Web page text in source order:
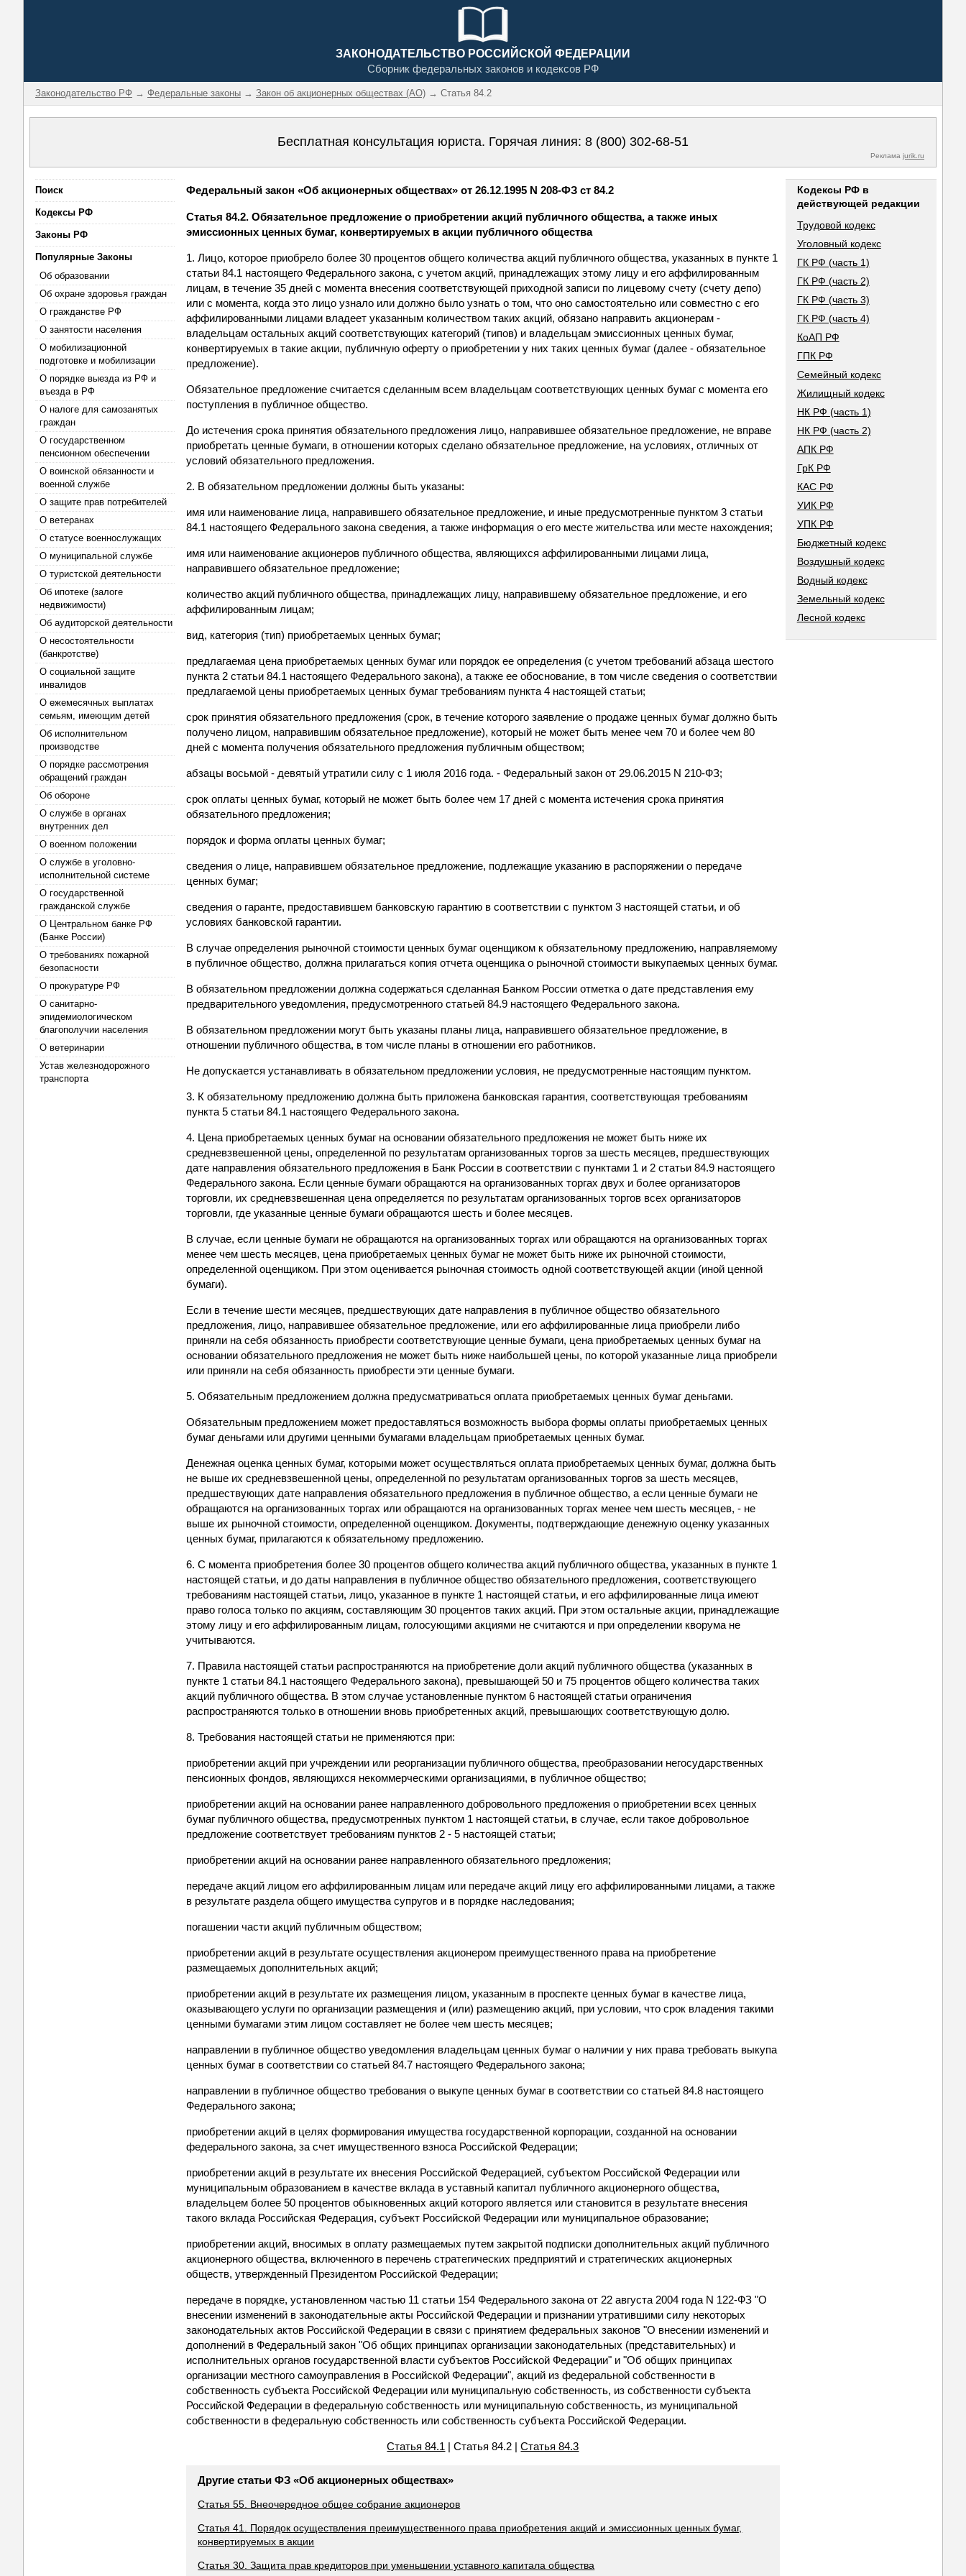
ЗАКОНОДАТЕЛЬСТВО РОССИЙСКОЙ ФЕДЕРАЦИИ
Сборник федеральных законов и кодексов РФ
Законодательство РФ → Федеральные законы → Закон об акционерных обществах (АО) → Статья 84.2
Бесплатная консультация юриста. Горячая линия: 8 (800) 302-68-51
Реклама jurik.ru
Поиск
Кодексы РФ
Законы РФ
Популярные Законы
Об образовании
Об охране здоровья граждан
О гражданстве РФ
О занятости населения
О мобилизационной
подготовке и мобилизации
О порядке выезда из РФ и
въезда в РФ
О налоге для самозанятых
граждан
О государственном
пенсионном обеспечении
О воинской обязанности и
военной службе
О защите прав потребителей
О ветеранах
О статусе военнослужащих
О муниципальной службе
О туристской деятельности
Об ипотеке (залоге
недвижимости)
Об аудиторской деятельности
О несостоятельности
(банкротстве)
О социальной защите
инвалидов
О ежемесячных выплатах
семьям, имеющим детей
Об исполнительном
производстве
О порядке рассмотрения
обращений граждан
Об обороне
О службе в органах
внутренних дел
О военном положении
О службе в уголовно-
исполнительной системе
О государственной
гражданской службе
О Центральном банке РФ
(Банке России)
О требованиях пожарной
безопасности
О прокуратуре РФ
О санитарно-
эпидемиологическом
благополучии населения
О ветеринарии
Устав железнодорожного
транспорта
Федеральный закон «Об акционерных обществах» от 26.12.1995 N 208-ФЗ ст 84.2
Статья 84.2. Обязательное предложение о приобретении акций публичного общества, а также иных
эмиссионных ценных бумаг, конвертируемых в акции публичного общества
1. Лицо, которое приобрело более 30 процентов общего количества акций публичного общества, указанных в пункте 1
статьи 84.1 настоящего Федерального закона, с учетом акций, принадлежащих этому лицу и его аффилированным
лицам, в течение 35 дней с момента внесения соответствующей приходной записи по лицевому счету (счету депо)
или с момента, когда это лицо узнало или должно было узнать о том, что оно самостоятельно или совместно с его
аффилированными лицами владеет указанным количеством таких акций, обязано направить акционерам -
владельцам остальных акций соответствующих категорий (типов) и владельцам эмиссионных ценных бумаг,
конвертируемых в такие акции, публичную оферту о приобретении у них таких ценных бумаг (далее - обязательное
предложение).
Обязательное предложение считается сделанным всем владельцам соответствующих ценных бумаг с момента его
поступления в публичное общество.
До истечения срока принятия обязательного предложения лицо, направившее обязательное предложение, не вправе
приобретать ценные бумаги, в отношении которых сделано обязательное предложение, на условиях, отличных от
условий обязательного предложения.
2. В обязательном предложении должны быть указаны:
имя или наименование лица, направившего обязательное предложение, и иные предусмотренные пунктом 3 статьи
84.1 настоящего Федерального закона сведения, а также информация о его месте жительства или месте нахождения;
имя или наименование акционеров публичного общества, являющихся аффилированными лицами лица,
направившего обязательное предложение;
количество акций публичного общества, принадлежащих лицу, направившему обязательное предложение, и его
аффилированным лицам;
вид, категория (тип) приобретаемых ценных бумаг;
предлагаемая цена приобретаемых ценных бумаг или порядок ее определения (с учетом требований абзаца шестого
пункта 2 статьи 84.1 настоящего Федерального закона), а также ее обоснование, в том числе сведения о соответствии
предлагаемой цены приобретаемых ценных бумаг требованиям пункта 4 настоящей статьи;
срок принятия обязательного предложения (срок, в течение которого заявление о продаже ценных бумаг должно быть
получено лицом, направившим обязательное предложение), который не может быть менее чем 70 и более чем 80
дней с момента получения обязательного предложения публичным обществом;
абзацы восьмой - девятый утратили силу с 1 июля 2016 года. - Федеральный закон от 29.06.2015 N 210-ФЗ;
срок оплаты ценных бумаг, который не может быть более чем 17 дней с момента истечения срока принятия
обязательного предложения;
порядок и форма оплаты ценных бумаг;
сведения о лице, направившем обязательное предложение, подлежащие указанию в распоряжении о передаче
ценных бумаг;
сведения о гаранте, предоставившем банковскую гарантию в соответствии с пунктом 3 настоящей статьи, и об
условиях банковской гарантии.
В случае определения рыночной стоимости ценных бумаг оценщиком к обязательному предложению, направляемому
в публичное общество, должна прилагаться копия отчета оценщика о рыночной стоимости выкупаемых ценных бумаг.
В обязательном предложении должна содержаться сделанная Банком России отметка о дате представления ему
предварительного уведомления, предусмотренного статьей 84.9 настоящего Федерального закона.
В обязательном предложении могут быть указаны планы лица, направившего обязательное предложение, в
отношении публичного общества, в том числе планы в отношении его работников.
Не допускается устанавливать в обязательном предложении условия, не предусмотренные настоящим пунктом.
3. К обязательному предложению должна быть приложена банковская гарантия, соответствующая требованиям
пункта 5 статьи 84.1 настоящего Федерального закона.
4. Цена приобретаемых ценных бумаг на основании обязательного предложения не может быть ниже их
средневзвешенной цены, определенной по результатам организованных торгов за шесть месяцев, предшествующих
дате направления обязательного предложения в Банк России в соответствии с пунктами 1 и 2 статьи 84.9 настоящего
Федерального закона. Если ценные бумаги обращаются на организованных торгах двух и более организаторов
торговли, их средневзвешенная цена определяется по результатам организованных торгов всех организаторов
торговли, где указанные ценные бумаги обращаются шесть и более месяцев.
В случае, если ценные бумаги не обращаются на организованных торгах или обращаются на организованных торгах
менее чем шесть месяцев, цена приобретаемых ценных бумаг не может быть ниже их рыночной стоимости,
определенной оценщиком. При этом оценивается рыночная стоимость одной соответствующей акции (иной ценной
бумаги).
Если в течение шести месяцев, предшествующих дате направления в публичное общество обязательного
предложения, лицо, направившее обязательное предложение, или его аффилированные лица приобрели либо
приняли на себя обязанность приобрести соответствующие ценные бумаги, цена приобретаемых ценных бумаг на
основании обязательного предложения не может быть ниже наибольшей цены, по которой указанные лица приобрели
или приняли на себя обязанность приобрести эти ценные бумаги.
5. Обязательным предложением должна предусматриваться оплата приобретаемых ценных бумаг деньгами.
Обязательным предложением может предоставляться возможность выбора формы оплаты приобретаемых ценных
бумаг деньгами или другими ценными бумагами владельцам приобретаемых ценных бумаг.
Денежная оценка ценных бумаг, которыми может осуществляться оплата приобретаемых ценных бумаг, должна быть
не выше их средневзвешенной цены, определенной по результатам организованных торгов за шесть месяцев,
предшествующих дате направления обязательного предложения в публичное общество, а если ценные бумаги не
обращаются на организованных торгах или обращаются на организованных торгах менее чем шесть месяцев, - не
выше их рыночной стоимости, определенной оценщиком. Документы, подтверждающие денежную оценку указанных
ценных бумаг, прилагаются к обязательному предложению.
6. С момента приобретения более 30 процентов общего количества акций публичного общества, указанных в пункте 1
настоящей статьи, и до даты направления в публичное общество обязательного предложения, соответствующего
требованиям настоящей статьи, лицо, указанное в пункте 1 настоящей статьи, и его аффилированные лица имеют
право голоса только по акциям, составляющим 30 процентов таких акций. При этом остальные акции, принадлежащие
этому лицу и его аффилированным лицам, голосующими акциями не считаются и при определении кворума не
учитываются.
7. Правила настоящей статьи распространяются на приобретение доли акций публичного общества (указанных в
пункте 1 статьи 84.1 настоящего Федерального закона), превышающей 50 и 75 процентов общего количества таких
акций публичного общества. В этом случае установленные пунктом 6 настоящей статьи ограничения
распространяются только в отношении вновь приобретенных акций, превышающих соответствующую долю.
8. Требования настоящей статьи не применяются при:
приобретении акций при учреждении или реорганизации публичного общества, преобразовании негосударственных
пенсионных фондов, являющихся некоммерческими организациями, в публичное общество;
приобретении акций на основании ранее направленного добровольного предложения о приобретении всех ценных
бумаг публичного общества, предусмотренных пунктом 1 настоящей статьи, в случае, если такое добровольное
предложение соответствует требованиям пунктов 2 - 5 настоящей статьи;
приобретении акций на основании ранее направленного обязательного предложения;
передаче акций лицом его аффилированным лицам или передаче акций лицу его аффилированными лицами, а также
в результате раздела общего имущества супругов и в порядке наследования;
погашении части акций публичным обществом;
приобретении акций в результате осуществления акционером преимущественного права на приобретение
размещаемых дополнительных акций;
приобретении акций в результате их размещения лицом, указанным в проспекте ценных бумаг в качестве лица,
оказывающего услуги по организации размещения и (или) размещению акций, при условии, что срок владения такими
ценными бумагами этим лицом составляет не более чем шесть месяцев;
направлении в публичное общество уведомления владельцам ценных бумаг о наличии у них права требовать выкупа
ценных бумаг в соответствии со статьей 84.7 настоящего Федерального закона;
направлении в публичное общество требования о выкупе ценных бумаг в соответствии со статьей 84.8 настоящего
Федерального закона;
приобретении акций в целях формирования имущества государственной корпорации, созданной на основании
федерального закона, за счет имущественного взноса Российской Федерации;
приобретении акций в результате их внесения Российской Федерацией, субъектом Российской Федерации или
муниципальным образованием в качестве вклада в уставный капитал публичного акционерного общества,
владельцем более 50 процентов обыкновенных акций которого является или становится в результате внесения
такого вклада Российская Федерация, субъект Российской Федерации или муниципальное образование;
приобретении акций, вносимых в оплату размещаемых путем закрытой подписки дополнительных акций публичного
акционерного общества, включенного в перечень стратегических предприятий и стратегических акционерных
обществ, утвержденный Президентом Российской Федерации;
передаче в порядке, установленном частью 11 статьи 154 Федерального закона от 22 августа 2004 года N 122-ФЗ "О
внесении изменений в законодательные акты Российской Федерации и признании утратившими силу некоторых
законодательных актов Российской Федерации в связи с принятием федеральных законов "О внесении изменений и
дополнений в Федеральный закон "Об общих принципах организации законодательных (представительных) и
исполнительных органов государственной власти субъектов Российской Федерации" и "Об общих принципах
организации местного самоуправления в Российской Федерации", акций из федеральной собственности в
собственность субъекта Российской Федерации или муниципальную собственность, из собственности субъекта
Российской Федерации в федеральную собственность или муниципальную собственность, из муниципальной
собственности в федеральную собственность или собственность субъекта Российской Федерации.
Статья 84.1 | Статья 84.2 |Статья 84.3
Другие статьи ФЗ «Об акционерных обществах»
Статья 55. Внеочередное общее собрание акционеров
Статья 41. Порядок осуществления преимущественного права приобретения акций и эмиссионных ценных бумаг,
конвертируемых в акции
Статья 30. Защита прав кредиторов при уменьшении уставного капитала общества
Кодексы РФ в
действующей редакции
Трудовой кодекс
Уголовный кодекс
ГК РФ (часть 1)
ГК РФ (часть 2)
ГК РФ (часть 3)
ГК РФ (часть 4)
КоАП РФ
ГПК РФ
Семейный кодекс
Жилищный кодекс
НК РФ (часть 1)
НК РФ (часть 2)
АПК РФ
ГрК РФ
КАС РФ
УИК РФ
УПК РФ
Бюджетный кодекс
Воздушный кодекс
Водный кодекс
Земельный кодекс
Лесной кодекс